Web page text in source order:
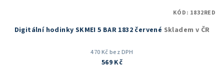
Digitální hodinky SKMEI 5 BAR 1832 červené Skladem v ČR
470 Kč bez DPH
569 Kč
KÓD: 1832RED